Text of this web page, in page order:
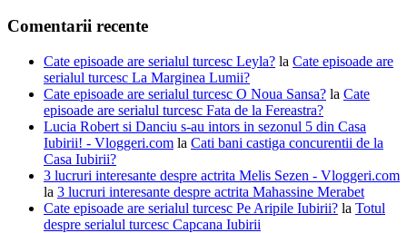
Comentarii recente
Cate episoade are serialul turcesc Leyla? la Cate episoade are
serialul turcesc La Marginea Lumii?
Cate episoade are serialul turcesc O Noua Sansa? la Cate
episoade are serialul turcesc Fata de la Fereastra?
Lucia Robert si Danciu s-au intors in sezonul 5 din Casa
Iubirii! - Vloggeri.com la Cati bani castiga concurentii de la
Casa Iubirii?
3 lucruri interesante despre actrita Melis Sezen - Vloggeri.com
la 3 lucruri interesante despre actrita Mahassine Merabet
Cate episoade are serialul turcesc Pe Aripile Iubirii? la Totul
despre serialul turcesc Capcana Iubirii